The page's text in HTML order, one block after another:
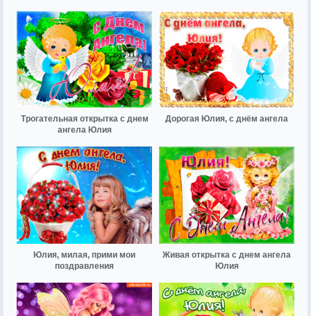
Трогательная открытка с днем
ангела Юлия
Дорогая Юлия, с днём ангела
Юлия, милая, прими мои
поздравления
Живая открытка с днем ангела
Юлия